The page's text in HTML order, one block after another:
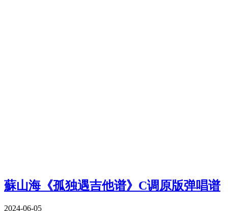
蘇山海《孤独遇吉他谱》C调原版弹唱谱
2024-06-05